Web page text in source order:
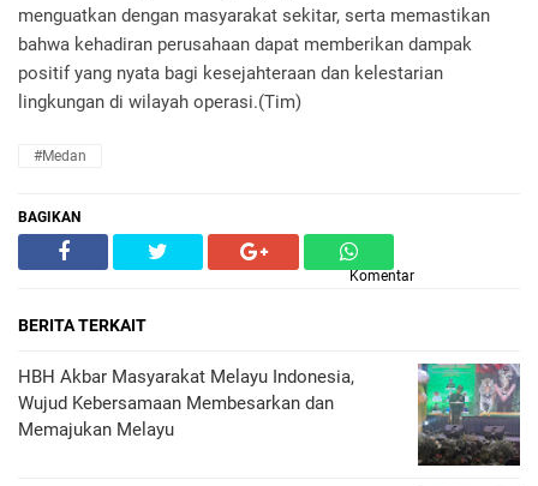
menguatkan dengan masyarakat sekitar, serta memastikan
bahwa kehadiran perusahaan dapat memberikan dampak
positif yang nyata bagi kesejahteraan dan kelestarian
lingkungan di wilayah operasi.(Tim)
#Medan
BAGIKAN
Komentar
BERITA TERKAIT
HBH Akbar Masyarakat Melayu Indonesia,
Wujud Kebersamaan Membesarkan dan
Memajukan Melayu